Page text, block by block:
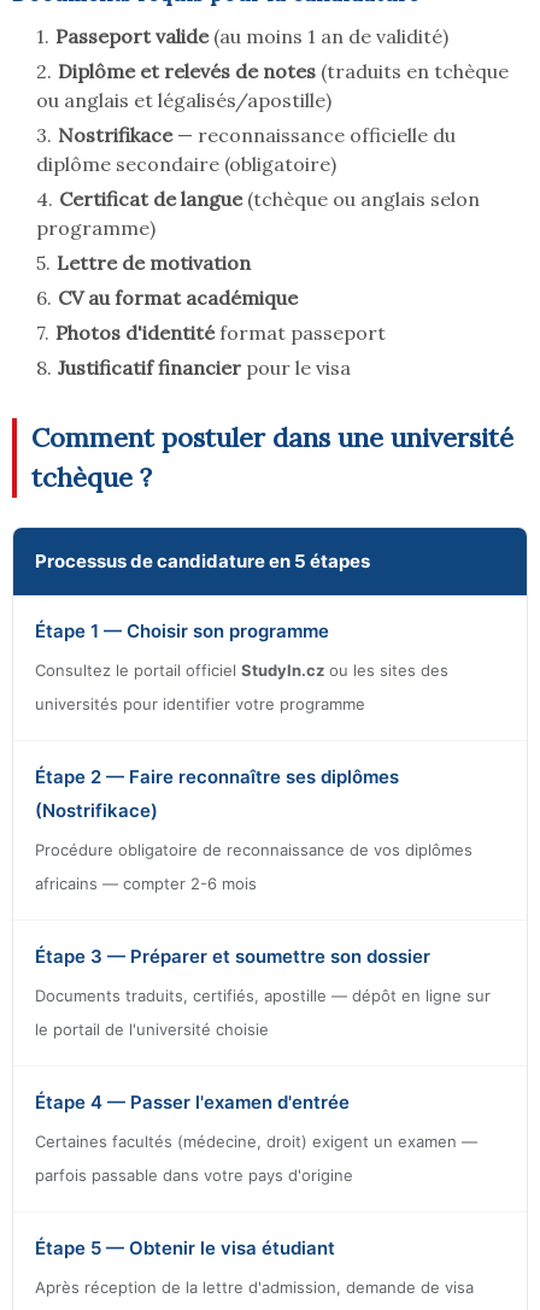
Passeport valide(au moins 1 an de validité)
Diplôme et relevés de notes (traduits en tchèque
ou anglais et légalisés/apostille)
Nostrifikace— reconnaissance officielle du
diplôme secondaire (obligatoire)
Certificat de langue(tchèque ou anglais selon
programme)
Lettre de motivation
CV au format académique
Photos d'identitéformat passeport
Justificatif financier pour le visa
Comment postuler dans une université
tchèque ?
Processus de candidature en 5 étapes
Étape 1 — Choisir son programme
Consultez le portail officiel StudyIn.cz ou les sites des
universités pour identifier votre programme
Étape 2 — Faire reconnaître ses diplômes
(Nostrifikace)
Procédure obligatoire de reconnaissance de vos diplômes
africains — compter 2-6 mois
Étape 3 — Préparer et soumettre son dossier
Documents traduits, certifiés, apostille — dépôt en ligne sur
le portail de l'université choisie
Étape 4 — Passer l'examen d'entrée
Certaines facultés (médecine, droit) exigent un examen —
parfois passable dans votre pays d'origine
Étape 5 — Obtenir le visa étudiant
Après réception de la lettre d'admission, demande de visa